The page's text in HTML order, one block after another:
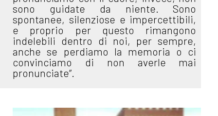
sono guidate da niente. Sono
spontanee, silenziose e impercettibili,
e proprio per questo rimangono
indelebili dentro di noi, per sempre,
anche se perdiamo la memoria o ci
convinciamo di non averle mai
pronunciate”.